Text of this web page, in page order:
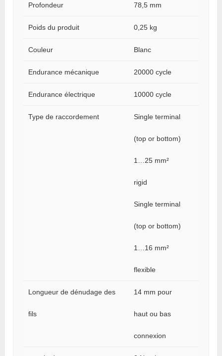
Profondeur 78,5 mm
Poids du produit 0,25 kg
Couleur Blanc
Endurance mécanique 20000 cycle
Endurance électrique 10000 cycle
Type de raccordement Single terminal
(top or bottom)
1…25 mm²
rigid
Single terminal
(top or bottom)
1…16 mm²
flexible
Longueur de dénudage des
fils
14 mm pour
haut ou bas
connexion